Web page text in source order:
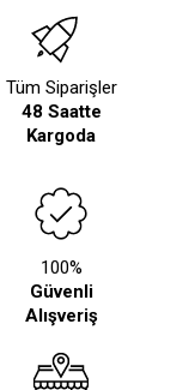
Tüm Siparişler
48 Saatte
Kargoda
100%
Güvenli
Alışveriş